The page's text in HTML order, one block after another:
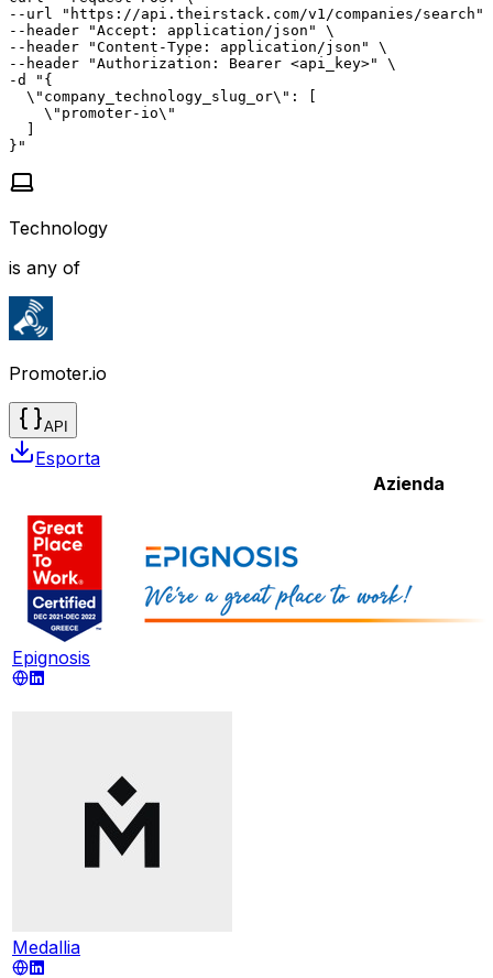
--url "https://api.theirstack.com/v1/companies/search"
--header "Accept: application/json" \
--header "Content-Type: application/json" \
--header "Authorization: Bearer <api_key>" \
-d "{
  \"company_technology_slug_or\": [
    \"promoter-io\"
  ]
}"
Technology
is any of
Promoter.io
API
Esporta
Azienda
Epignosis
Medallia